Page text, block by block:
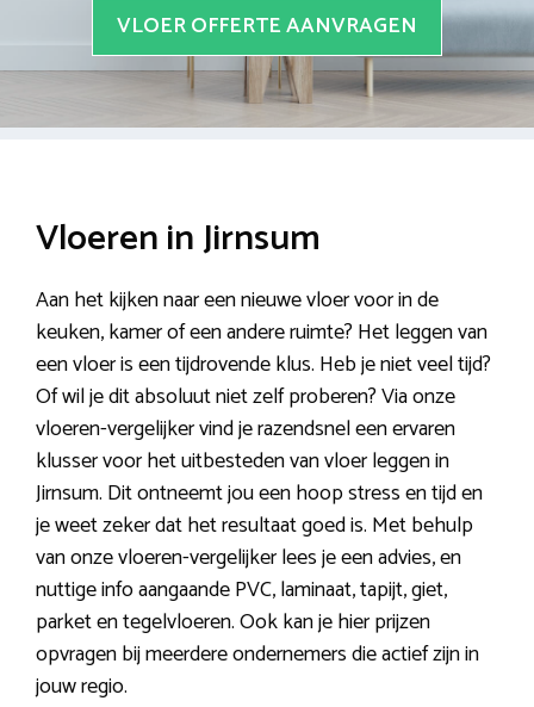
VLOER OFFERTE AANVRAGEN
Vloeren in Jirnsum
Aan het kijken naar een nieuwe vloer voor in de
keuken, kamer of een andere ruimte? Het leggen van
een vloer is een tijdrovende klus. Heb je niet veel tijd?
Of wil je dit absoluut niet zelf proberen? Via onze
vloeren-vergelijker vind je razendsnel een ervaren
klusser voor het uitbesteden van vloer leggen in
Jirnsum. Dit ontneemt jou een hoop stress en tijd en
je weet zeker dat het resultaat goed is. Met behulp
van onze vloeren-vergelijker lees je een advies, en
nuttige info aangaande PVC, laminaat, tapijt, giet,
parket en tegelvloeren. Ook kan je hier prijzen
opvragen bij meerdere ondernemers die actief zijn in
jouw regio.